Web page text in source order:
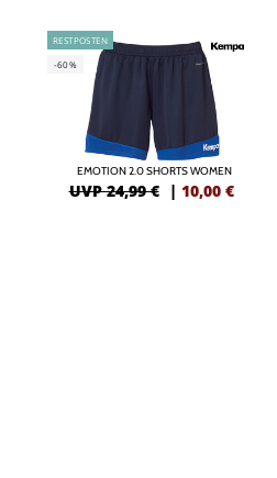
RESTPOSTEN
-60%
EMOTION 2.0 SHORTS WOMEN
UVP 24,99 € | 10,00 €